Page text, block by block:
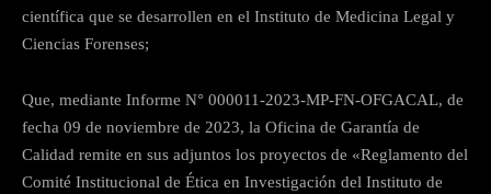
científica que se desarrollen en el Instituto de Medicina Legal y
Ciencias Forenses;
Que, mediante Informe N° 000011-2023-MP-FN-OFGACAL, de
fecha 09 de noviembre de 2023, la Oficina de Garantía de
Calidad remite en sus adjuntos los proyectos de «Reglamento del
Comité Institucional de Ética en Investigación del Instituto de